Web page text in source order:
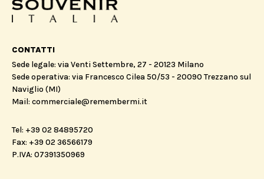
CONTATTI
Sede legale: via Venti Settembre, 27 - 20123 Milano
Sede operativa: via Francesco Cilea 50/53 - 20090 Trezzano sul
Naviglio (MI)
Mail: commerciale@remembermi.it
Tel: +39 02 84895720
Fax: +39 02 36566179
P.IVA: 07391350969